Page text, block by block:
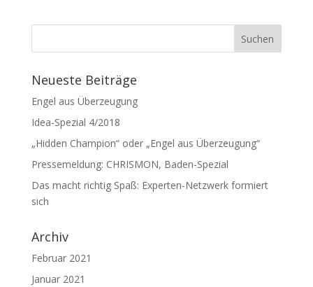
Neueste Beiträge
Engel aus Überzeugung
Idea-Spezial 4/2018
„Hidden Champion“ oder „Engel aus Überzeugung“
Pressemeldung: CHRISMON, Baden-Spezial
Das macht richtig Spaß: Experten-Netzwerk formiert
sich
Archiv
Februar 2021
Januar 2021